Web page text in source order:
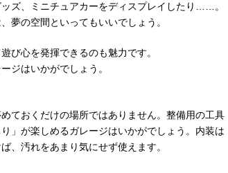
ズ、ミニチュアカーをディスプレイしたり……。
夢の空間といってもいいでしょう。
び心を発揮できるのも魅力です。
ジはいかがでしょう。
ておくだけの場所ではありません。整備用の工具
」が楽しめるガレージはいかがでしょう。内装は
、汚れをあまり気にせず使えます。